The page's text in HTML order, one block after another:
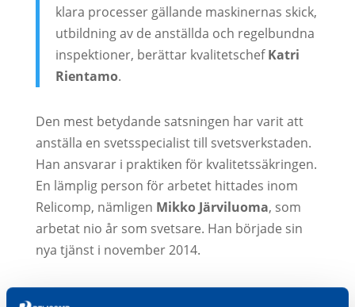
klara processer gällande maskinernas skick,
utbildning av de anställda och regelbundna
inspektioner, berättar kvalitetschefKatri
Rientamo.
Den mest betydande satsningen har varit att
anställa en svetsspecialist till svetsverkstaden.
Han ansvarar i praktiken för kvalitetssäkringen.
En lämplig person för arbetet hittades inom
Relicomp, nämligen Mikko Järviluoma, som
arbetat nio år som svetsare. Han började sin
nya tjänst i november 2014.